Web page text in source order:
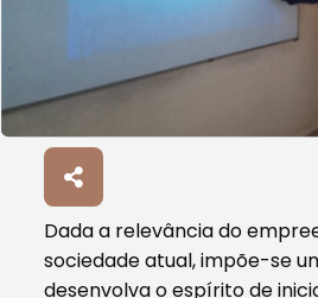
Dada a relevância do
sociedade atual, impõe-se
desenvolva o espírito de